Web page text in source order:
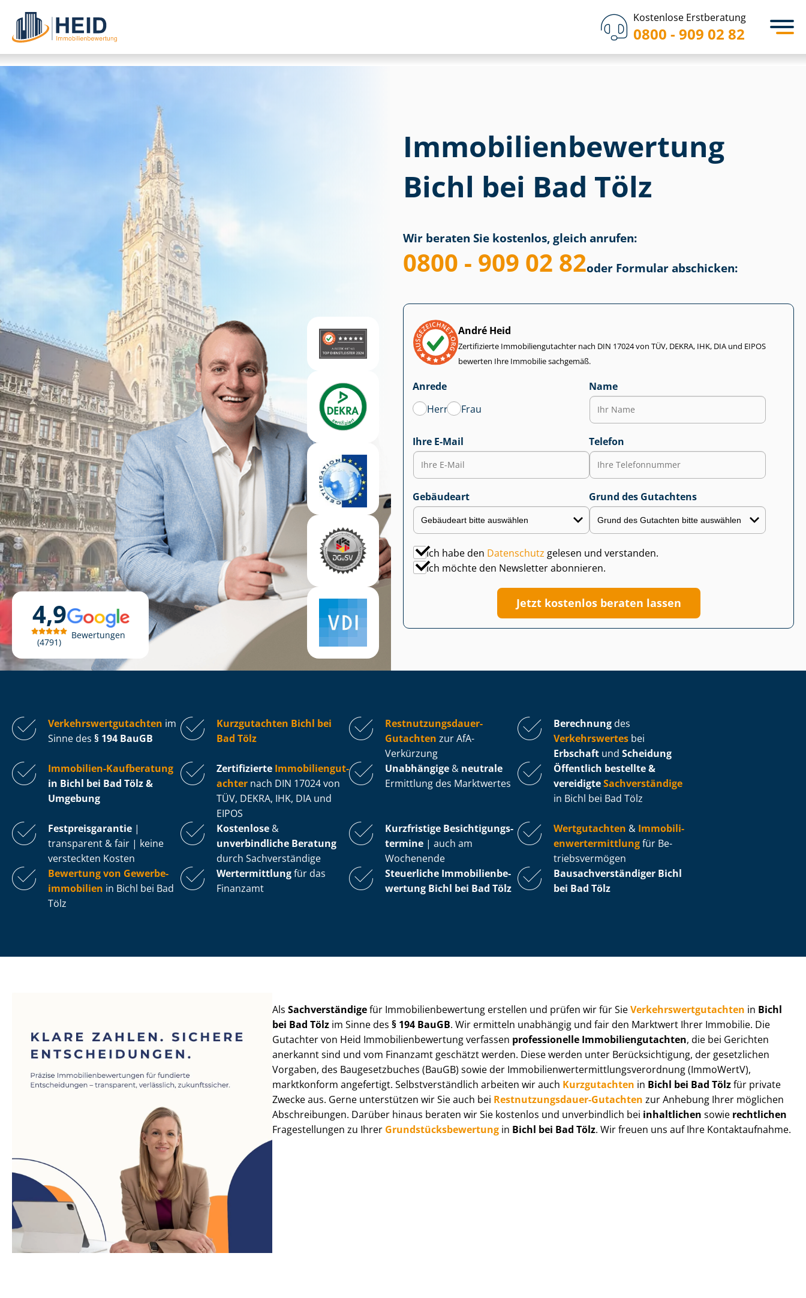
Kostenlose Erstberatung
0800 - 909 02 82
4,9
4791
Bewertungen
Immobilien­bewertung
Bichl bei Bad Tölz
Wir beraten Sie kostenlos, gleich anrufen:
0800 - 909 02 82oder Formular abschicken:
André Heid
Zertifizierte Im­mo­bi­li­en­gut­ach­ter nach DIN 17024 von TÜV, DEKRA, IHK, DIA und EIPOS
bewerten Ihre Immobilie sachgemäß.
Anrede
Herr
Frau
Name
Ihre E-Mail Telefon
Gebäudeart Grund des Gutachtens
Ich habe den Datenschutz gelesen und verstanden.
Ich möchte den Newsletter abonnieren.
Jetzt kostenlos beraten lassen
Ver­kehrs­wert­gut­ach­ten im
Sinne des § 194 BauGB
Kurzgutachten Bichl bei
Bad Tölz
Rest­nut­zungs­dau­er-
Gutachten zur AfA-
Verkürzung
Berechnung des
Verkehrswertes bei
Erbschaft und Scheidung
Immobilien-Kaufberatung
in Bichl bei Bad Tölz &
Umgebung
Zertifizierte Im­mo­bi­li­en­gut­
ach­ter nach DIN 17024 von
TÜV, DEKRA, IHK, DIA und
EIPOS
Unabhängige & neutrale
Ermittlung des Marktwertes
Öffentlich bestellte &
vereidigteSachverständige
in Bichl bei Bad Tölz
Fest­preis­ga­ran­tie |
transparent & fair | keine
versteckten Kosten
Kostenlose &
unverbindliche Beratung
durch Sachverständige
Kurzfristige Be­sich­ti­gungs­
ter­mi­ne | auch am
Wochenende
Wertgutachten & Im­mo­bi­li­
en­wert­ermitt­lungfür Be­
triebs­ver­mö­gen
Bewertung von Ge­wer­be­
im­mo­bi­li­en in Bichl bei Bad
Tölz
Wertermittlungfür das
Finanzamt
Steuerliche Im­mo­bi­li­en­be­
wer­tung Bichl bei Bad Tölz
Bau­sach­ver­stän­di­ger Bichl
bei Bad Tölz
AlsSachverständigefür Im­mo­bi­li­en­be­wer­tung erstellen und prüfen wir für SieVer­kehrs­wert­gut­ach­ten in Bichl
bei Bad Tölz im Sinne des§ 194 BauGB. Wir ermitteln unabhängig und fair den Marktwert Ihrer Immobilie. Die
Gutachter von Heid Im­mo­bi­li­en­be­wer­tung verfassen professionelle Im­mo­bi­li­en­gut­ach­ten, die bei Gerichten
anerkannt sind und vom Finanzamt geschätzt werden. Diese werden unter Be­rück­sich­ti­gung, der gesetzlichen
Vorgaben, des Baugesetzbuches (BauGB) sowie der Im­mo­bi­li­en­wert­ermitt­lungs­ver­ord­nung (ImmoWertV),
marktkonform angefertigt. Selbst­ver­ständ­lich arbeiten wir auch Kurzgutachten in Bichl bei Bad Tölzfür private
Zwecke aus. Gerne unterstützen wir Sie auch bei Rest­nut­zungs­dau­er-Gutachten zur Anhebung Ihrer möglichen
Abschreibungen. Darüber hinaus beraten wir Sie kostenlos und unverbindlich bei inhaltlichen sowie rechtlichen
Fragestellungen zu Ihrer Grund­stücks­be­wer­tung in Bichl bei Bad Tölz. Wir freuen uns auf Ihre Kontaktaufnahme.